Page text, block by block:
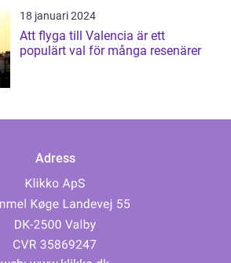
18 januari 2024
Att flyga till Valencia är ett
populärt val för många resenärer
Adress